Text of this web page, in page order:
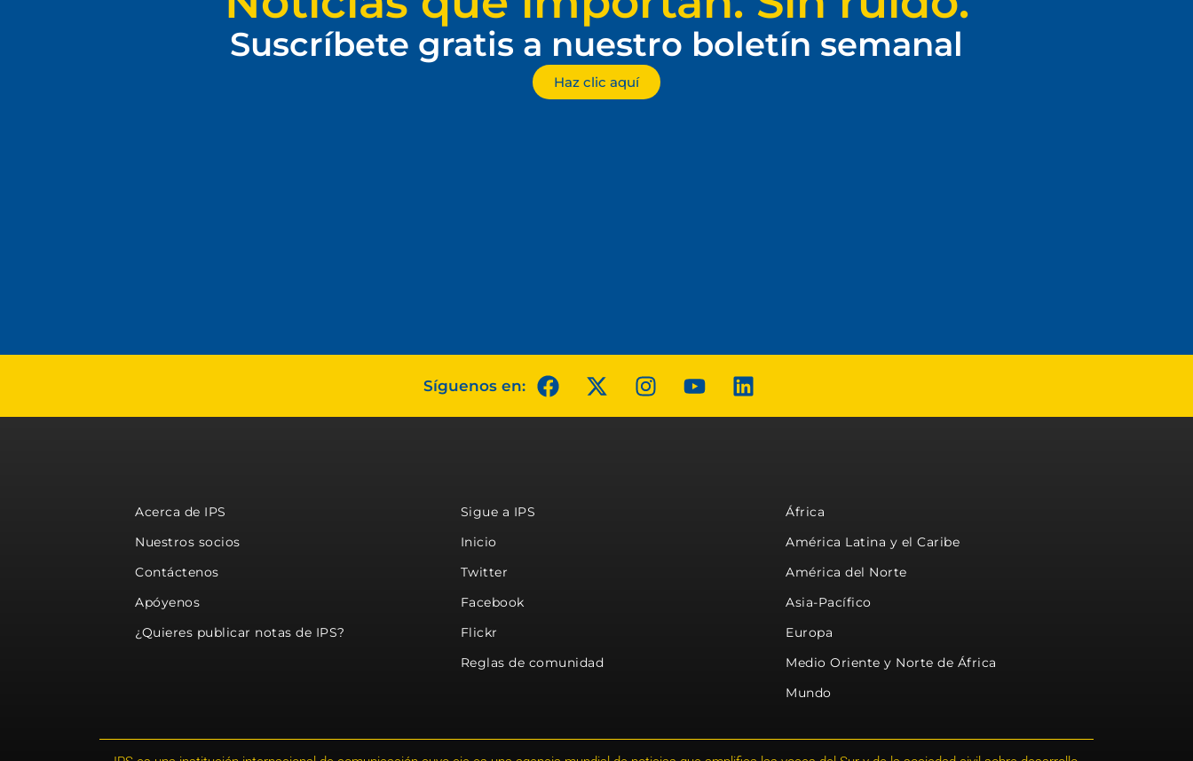
Suscríbete gratis a nuestro boletín semanal
Haz clic aquí
Síguenos en:
Acerca de IPS
Nuestros socios
Contáctenos
Apóyenos
¿Quieres publicar notas de IPS?
Sigue a IPS
Inicio
Twitter
Facebook
Flickr
Reglas de comunidad
África
América Latina y el Caribe
América del Norte
Asia-Pacífico
Europa
Medio Oriente y Norte de África
Mundo